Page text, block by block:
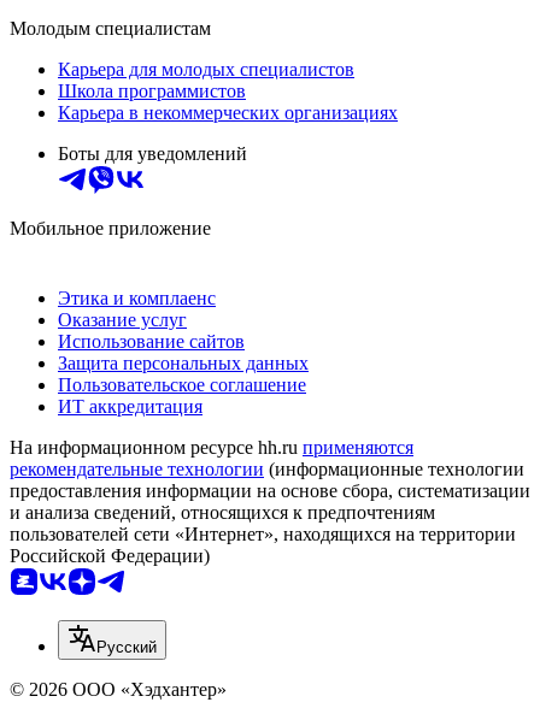
Молодым специалистам
Карьера для молодых специалистов
Школа программистов
Карьера в некоммерческих организациях
Боты для уведомлений
Мобильное приложение
Этика и комплаенс
Оказание услуг
Использование сайтов
Защита персональных данных
Пользовательское соглашение
ИТ аккредитация
На информационном ресурсе hh.ru применяются
рекомендательные технологии (информационные технологии
предоставления информации на основе сбора, систематизации
и анализа сведений, относящихся к предпочтениям
пользователей сети «Интернет», находящихся на территории
Российской Федерации)
Русский
© 2026 ООО «Хэдхантер»